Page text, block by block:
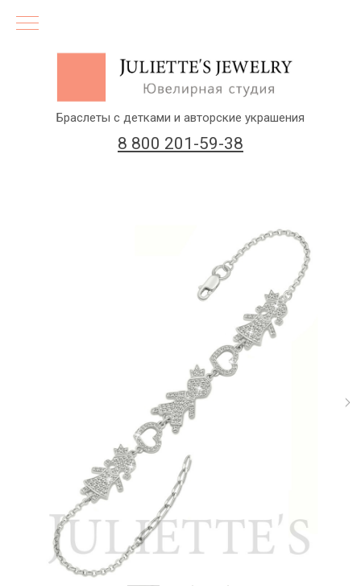
8 800 201-59-38
(бесплатный звонок по России)
Браслеты с детками и авторские украшения